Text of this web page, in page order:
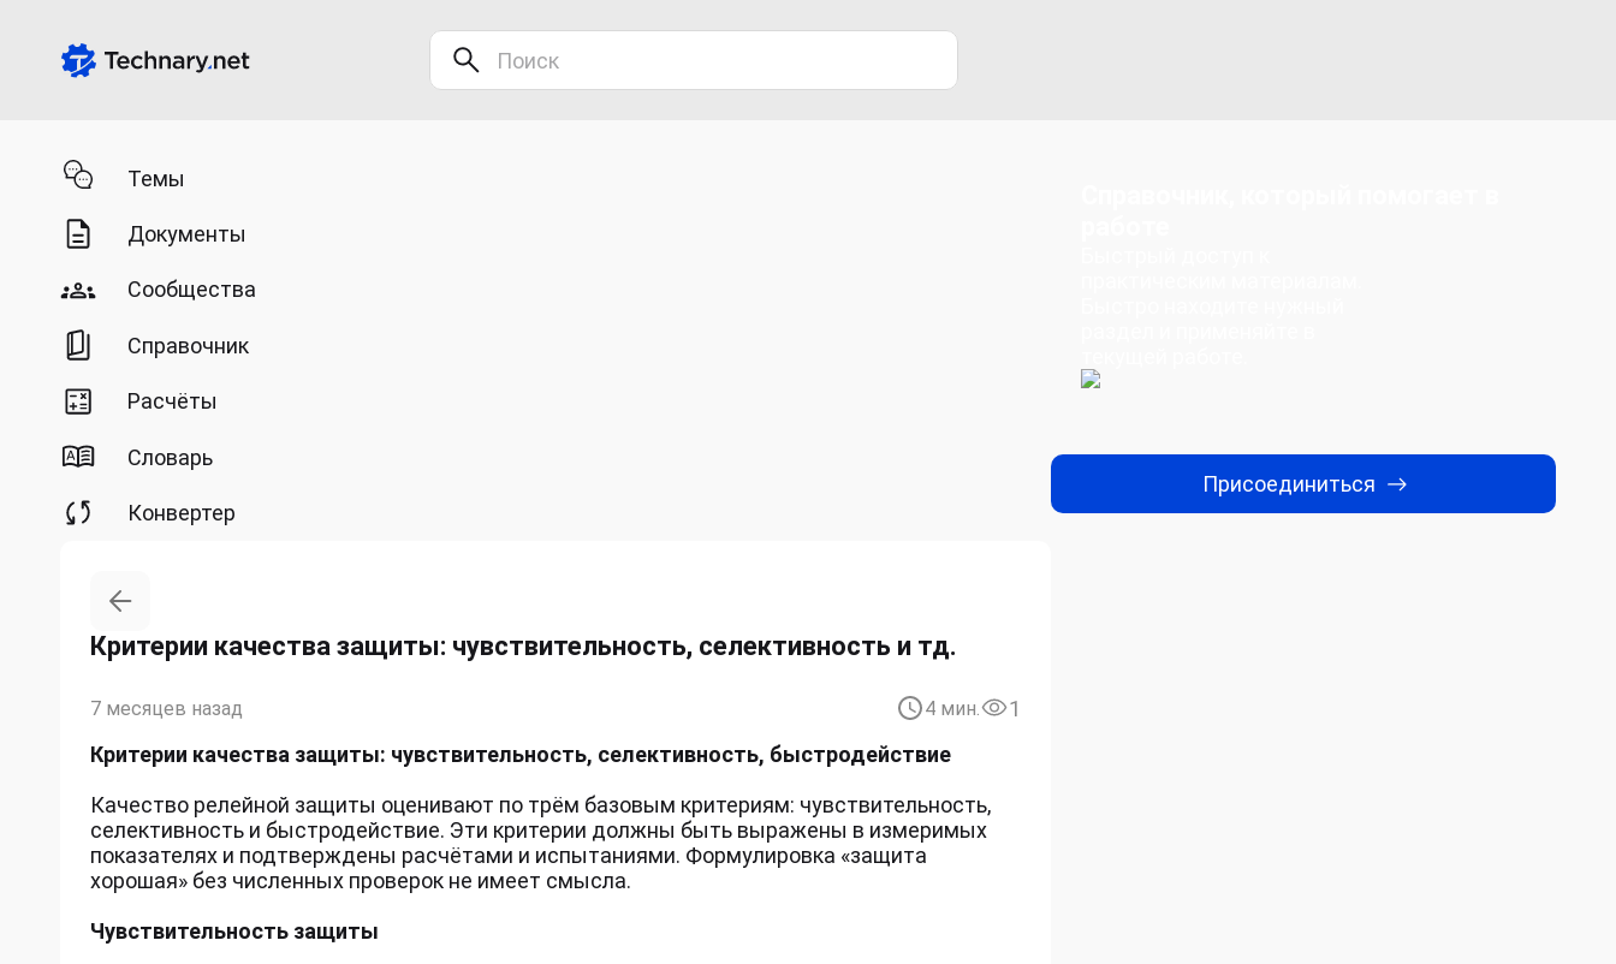
Темы
Документы
Сообщества
Справочник
Расчёты
Словарь
Конвертер
Критерии качества защиты: чувствительность, селективность и тд.
7 месяцев назад 4 мин.
1
Критерии качества защиты: чувствительность, селективность, быстродействие
Качество релейной защиты оценивают по трём базовым критериям: чувствительность,
селективность и быстродействие. Эти критерии должны быть выражены в измеримых
показателях и подтверждены расчётами и испытаниями. Формулировка «защита
хорошая» без численных проверок не имеет смысла.
Чувствительность защиты
Присоединиться